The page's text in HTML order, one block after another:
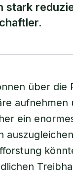
stark
über die
aufnehmen
ein